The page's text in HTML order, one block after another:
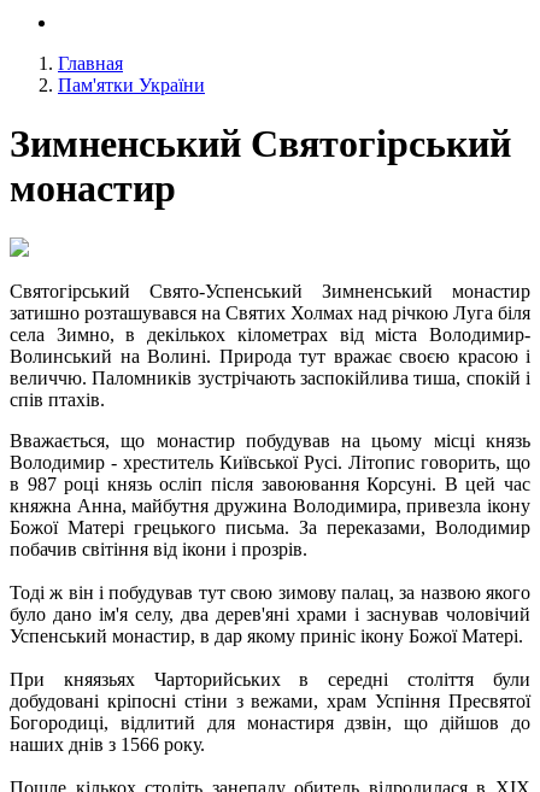
Главная
Пам'ятки України
Зимненський Святогірський
монастир
Святогірський Свято-Успенський Зимненський монастир
затишно розташувався на Святих Холмах над річкою Луга біля
села Зимно, в декількох кілометрах від міста Володимир-
Волинський на Волині. Природа тут вражає своєю красою і
величчю. Паломників зустрічають заспокійлива тиша, спокій і
спів птахів.
Вважається, що монастир побудував на цьому місці князь
Володимир - хреститель Київської Русі. Літопис говорить, що
в 987 році князь осліп після завоювання Корсуні. В цей час
княжна Анна, майбутня дружина Володимира, привезла ікону
Божої Матері грецького письма. За переказами, Володимир
побачив світіння від ікони і прозрів.
Тоді ж він і побудував тут свою зимову палац, за назвою якого
було дано ім'я селу, два дерев'яні храми і заснував чоловічий
Успенський монастир, в дар якому приніс ікону Божої Матері.
При княязьях Чарторийських в середні століття були
добудовані кріпосні стіни з вежами, храм Успіння Пресвятої
Богородиці, відлитий для монастиря дзвін, що дійшов до
наших днів з 1566 року.
Пошле кількох століть занепаду обитель відродилася в XIX